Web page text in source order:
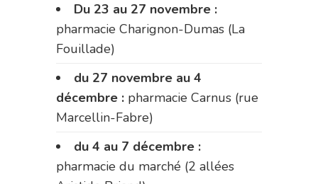
Du 23 au 27 novembre :
pharmacie Charignon-Dumas (La
Fouillade)
du 27 novembre au 4
décembre : pharmacie Carnus (rue
Marcellin-Fabre)
du 4 au 7 décembre :
pharmacie du marché (2 allées